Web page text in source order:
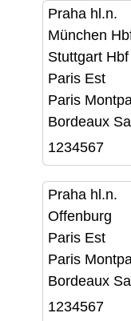
Praha hl.n.
München
Stuttgart Hbf
Paris Est
Paris
Bordeaux
1234567
Praha hl.n.
Offenburg
Paris Est
Paris
Bordeaux
1234567